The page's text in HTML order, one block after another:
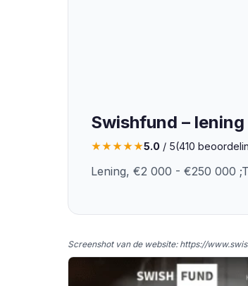
Swishfund – lening
★★★★★5.0 / 5(410
Lening, €2 000 - €250 000
Screenshot van de website: https://